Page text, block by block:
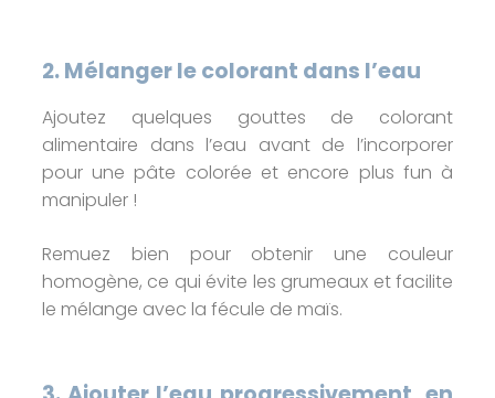
2. Mélanger le colorant dans l’eau
Ajoutez quelques gouttes de colorant
alimentaire dans l’eau avant de l’incorporer
pour une pâte colorée et encore plus fun à
manipuler !
Remuez bien pour obtenir une couleur
homogène, ce qui évite les grumeaux et facilite
le mélange avec la fécule de maïs.